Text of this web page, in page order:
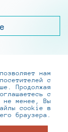
0-260
строение 1
нам
с
Продолжая
с
не менее, Вы
cookie в
браузера.